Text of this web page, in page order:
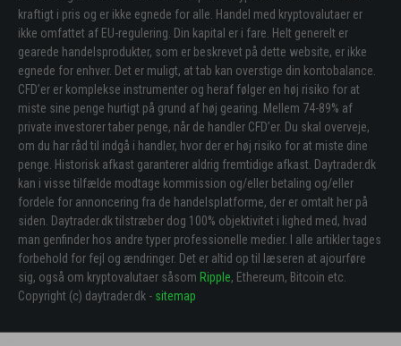
kraftigt i pris og er ikke egnede for alle. Handel med kryptovalutaer er
ikke omfattet af EU-regulering. Din kapital er i fare. Helt generelt er
gearede handelsprodukter, som er beskrevet på dette website, er ikke
egnede for enhver. Det er muligt, at tab kan overstige din kontobalance.
CFD’er er komplekse instrumenter og heraf følger en høj risiko for at
miste sine penge hurtigt på grund af høj gearing. Mellem 74-89% af
private investorer taber penge, når de handler CFD’er. Du skal overveje,
om du har råd til indgå i handler, hvor der er høj risiko for at miste dine
penge. Historisk afkast garanterer aldrig fremtidige afkast. Daytrader.dk
kan i visse tilfælde modtage kommission og/eller betaling og/eller
fordele for annoncering fra de handelsplatforme, der er omtalt her på
siden. Daytrader.dk tilstræber dog 100% objektivitet i lighed med, hvad
man genfinder hos andre typer professionelle medier. I alle artikler tages
forbehold for fejl og ændringer. Det er altid op til læseren at ajourføre
sig, også om kryptovalutaer såsom Ripple, Ethereum, Bitcoin etc.
Copyright (c) daytrader.dk - sitemap